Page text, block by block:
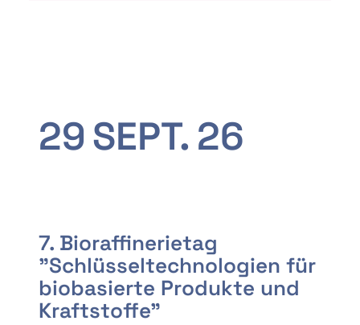
29SEPT. 26
7. Bioraffinerietag
"Schlüsseltechnologien für
biobasierte Produkte und
Kraftstoffe"